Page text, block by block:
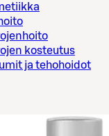
kosteutus
ja tehohoidot